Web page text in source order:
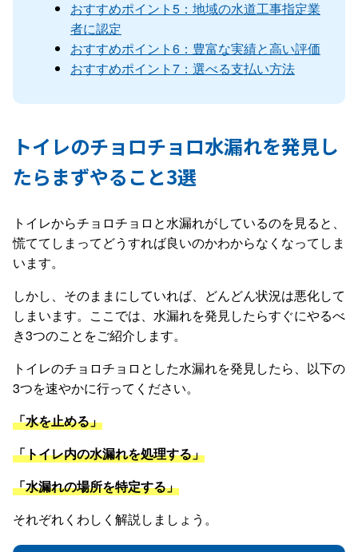
おすすめポイント5：地域の水道工事指定業
者に認定
おすすめポイント6：豊富な実績と高い評価
おすすめポイント7：選べる支払い方法
トイレのチョロチョロ水漏れを発見し
たらまずやること3選
トイレからチョロチョロと水漏れがしているのを見ると、
慌ててしまってどうすれば良いのかわからなくなってしま
います。
しかし、そのままにしていれば、どんどん状況は悪化して
しまいます。ここでは、水漏れを発見したらすぐにやるべ
き3つのことをご紹介します。
トイレのチョロチョロとした水漏れを発見したら、以下の
3つを速やかに行ってください。
「水を止める」
「トイレ内の水漏れを処理する」
「水漏れの場所を特定する」
それぞれくわしく解説しましょう。